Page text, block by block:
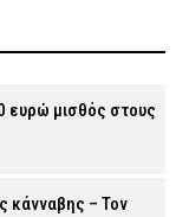
ευρώ μισθός στους
κάνναβης – Τον